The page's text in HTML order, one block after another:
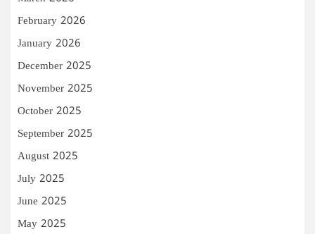
February 2026
January 2026
December 2025
November 2025
October 2025
September 2025
August 2025
July 2025
June 2025
May 2025